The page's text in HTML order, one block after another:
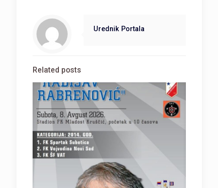
Urednik Portala
Related posts